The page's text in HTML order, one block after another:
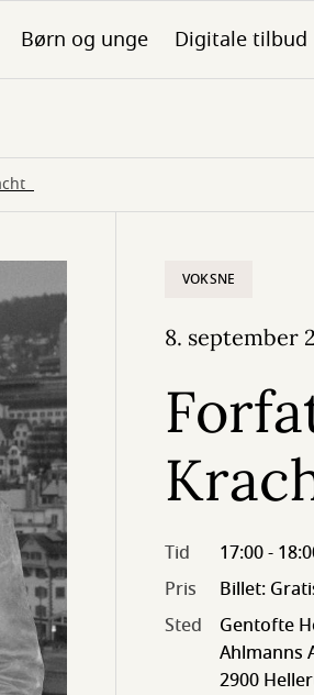
Børn og unge Digitale tilbud
VOKSNE
8. september
Tid
17:00 -
Pris
Billet:
Sted
Gentofte
Ahlmanns
2900